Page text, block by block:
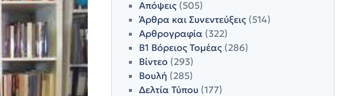
Απόψεις(505)
Άρθρα και Συνεντεύξεις(514)
Αρθρογραφία(322)
Β1 Βόρειος Τομέας(286)
Βίντεο (293)
Βουλή (285)
Δελτία Τύπου(177)